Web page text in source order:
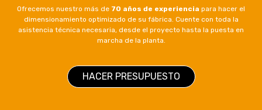
Ofrecemos nuestro más de 70 años de experiencia para hacer el
dimensionamiento optimizado de su fábrica. Cuente con toda la
asistencia técnica necesaria, desde el proyecto hasta la puesta en
marcha de la planta.
HACER PRESUPUESTO